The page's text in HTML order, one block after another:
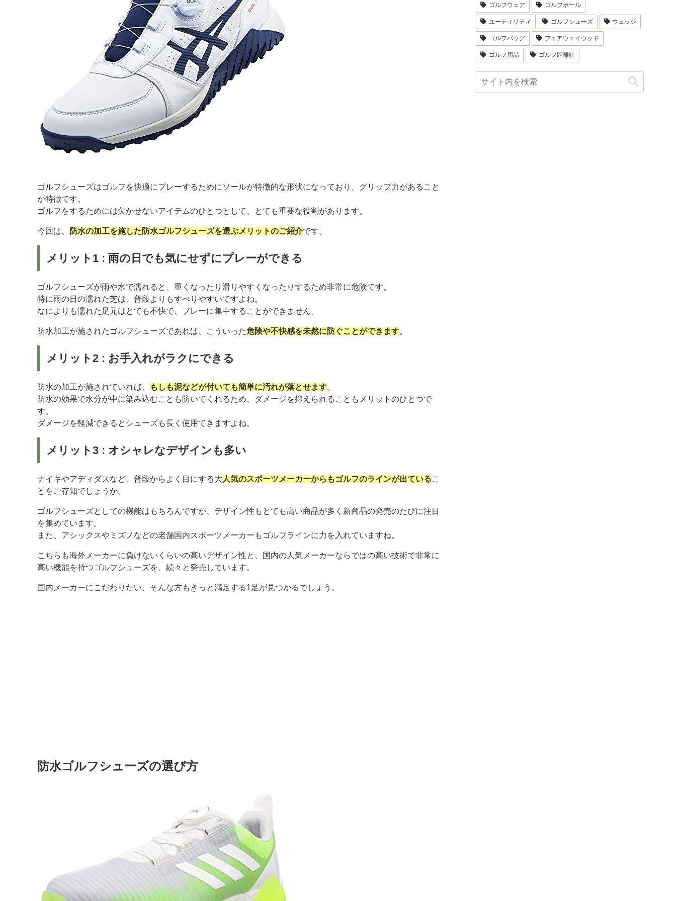
ゴルフシューズはゴルフを快適にプレーするためにソールが特徴的な形状になっており、グリップ力があること
が特徴です。
ゴルフをするためには欠かせないアイテムのひとつとして、とても重要な役割があります。
今回は、 防水の加工を施した防水ゴルフシューズを選ぶメリットのご紹介です。
メリット1 : 雨の日でも気にせずにプレーができる
ゴルフシューズが雨や水で濡れると、重くなったり滑りやすくなったりするため非常に危険です。
特に雨の日の濡れた芝は、普段よりもすべりやすいですよね。
なによりも濡れた足元はとても不快で、プレーに集中することができません。
防水加工が施されたゴルフシューズであれば、こういった危険や不快感を未然に防ぐことができます。
メリット2 : お手入れがラクにできる
防水の加工が施されていれば、 もしも泥などが付いても簡単に汚れが落とせます。
防水の効果で水分が中に染み込むことも防いでくれるため、ダメージを抑えられることもメリットのひとつで
す。
ダメージを軽減できるとシューズも長く使用できますよね。
メリット3 : オシャレなデザインも多い
ナイキやアディダスなど、普段からよく目にする大 人気のスポーツメーカーからもゴルフのラインが出ているこ
とをご存知でしょうか。
ゴルフシューズとしての機能はもちろんですが、デザイン性もとても高い商品が多く新商品の発売のたびに注目
を集めています。
また、アシックスやミズノなどの老舗国内スポーツメーカーもゴルフラインに力を入れていますね。
こちらも海外メーカーに負けないくらいの高いデザイン性と、国内の人気メーカーならではの高い技術で非常に
高い機能を持つゴルフシューズを、続々と発売しています。
国内メーカーにこだわりたい、そんな方もきっと満足する1足が見つかるでしょう。
防水ゴルフシューズの選び方
ゴルフウェア ゴルフボール
ユーティリティ ゴルフシューズ ウェッジ
ゴルフバッグ フェアウェイウッド
ゴルフ用品 ゴルフ距離計